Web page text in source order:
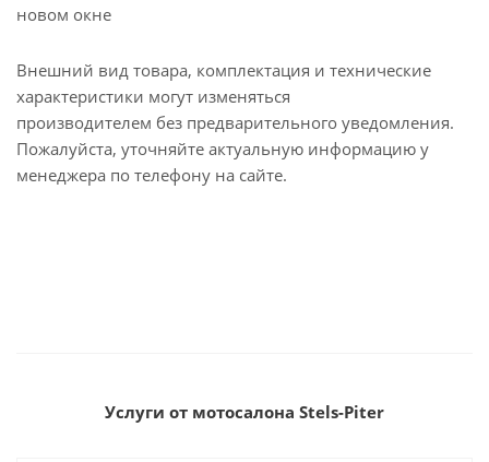
новом окне
Внешний вид товара, комплектация и технические
характеристики могут изменяться
производителем без предварительного уведомления.
Пожалуйста, уточняйте актуальную информацию у
менеджера по телефону на сайте.
Услуги от мотосалона Stels-Piter